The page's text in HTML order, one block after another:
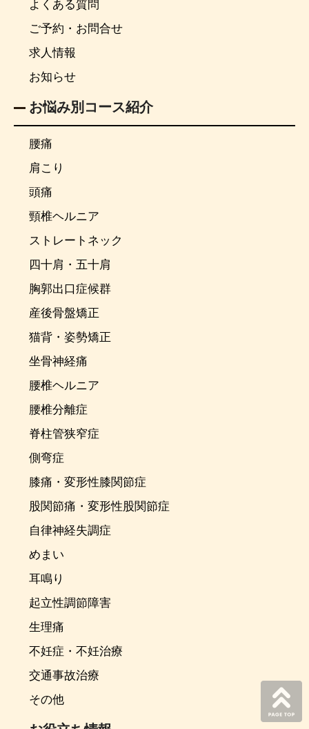
よくある質問
ご予約・お問合せ
求人情報
お知らせ
お悩み別コース紹介
腰痛
肩こり
頭痛
頸椎ヘルニア
ストレートネック
四十肩・五十肩
胸郭出口症候群
産後骨盤矯正
猫背・姿勢矯正
坐骨神経痛
腰椎ヘルニア
腰椎分離症
脊柱管狭窄症
側弯症
膝痛・変形性膝関節症
股関節痛・変形性股関節症
自律神経失調症
めまい
耳鳴り
起立性調節障害
生理痛
不妊症・不妊治療
交通事故治療
その他